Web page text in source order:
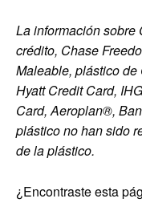
La información
crédito, Chase
Maleable, plástico
Hyatt Credit Card,
Card, Aeroplan®,
plástico no han sido
de la plástico.
¿Encontraste esta